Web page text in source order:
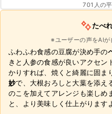
701 人の
たべ
※ユーザーの声をAI
ふわふわ食感の豆腐が決め手の
きと人参の食感が良いアクセン
かりすれば、焼くと綺麗に固ま
妙で、大根おろしと大葉を添え
のこを加えてアレンジも楽しめ
と、より美味しく仕上がります